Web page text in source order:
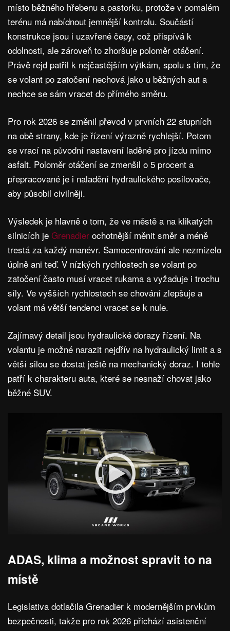
místo běžného hřebenu a pastorku, protože v pomalém
terénu má nabídnout jemnější kontrolu. Součástí
konstrukce jsou i uzavřené čepy, což přispívá k
odolnosti, ale zároveň to zhoršuje poloměr otáčení.
Právě rejd patřil k nejčastějším výtkám, spolu s tím, že
se volant po zatočení nechová jako u běžných aut a
nechce se sám vracet do přímého směru.
Pro rok 2026 se změnil převod v prvních 22 stupních
na obě strany, kde je řízení výrazně rychlejší. Potom
se vrací na původní nastavení laděné pro jízdu mimo
asfalt. Poloměr otáčení se zmenšil o 5 procent a
přepracované je i naladění hydraulického posilovače,
aby působil civilněji.
Výsledek je hlavně o tom, že ve městě a na klikatých
silnicích je Grenadier ochotnější měnit směr a méně
trestá za každý manévr. Samocentrování ale nezmizelo
úplně ani teď. V nízkých rychlostech se volant po
zatočení často musí vracet rukama a vyžaduje i trochu
síly. Ve vyšších rychlostech se chování zlepšuje a
volant má větší tendenci vracet se k nule.
Zajímavý detail jsou hydraulické dorazy řízení. Na
volantu je možné narazit nejdřív na hydraulický limit a s
větší silou se dostat ještě na mechanický doraz. I tohle
patří k charakteru auta, které se nesnaží chovat jako
běžné SUV.
ADAS, klima a možnost spravit to na
místě
Legislativa dotlačila Grenadier k modernějším prvkům
bezpečnosti, takže pro rok 2026 přichází asistenční